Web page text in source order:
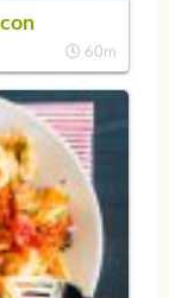
60m